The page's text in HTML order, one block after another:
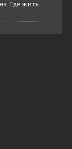
Где жить